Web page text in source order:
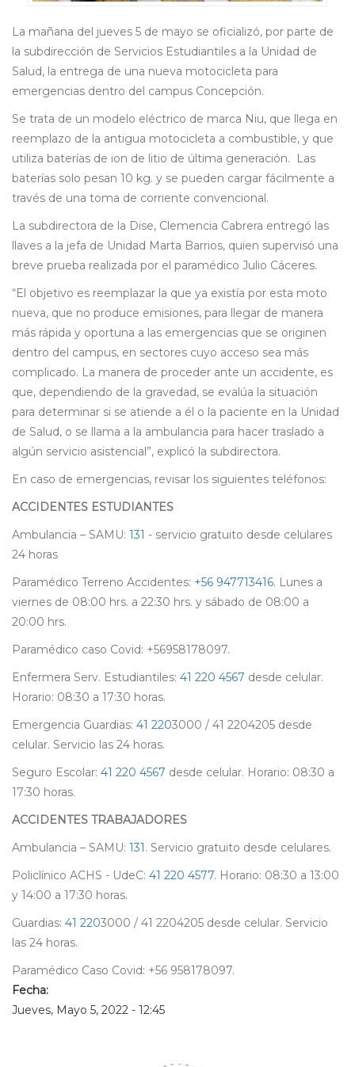
La mañana del jueves 5 de mayo se oficializó, por parte de
la subdirección de Servicios Estudiantiles a la Unidad de
Salud, la entrega de una nueva motocicleta para
emergencias dentro del campus Concepción.
Se trata de un modelo eléctrico de marca Niu, que llega en
reemplazo de la antigua motocicleta a combustible, y que
utiliza baterías de ion de litio de última generación. Las
baterías solo pesan 10 kg. y se pueden cargar fácilmente a
través de una toma de corriente convencional.
La subdirectora de la Dise, Clemencia Cabrera entregó las
llaves a la jefa de Unidad Marta Barrios, quien supervisó una
breve prueba realizada por el paramédico Julio Cáceres.
“El objetivo es reemplazar la que ya existía por esta moto
nueva, que no produce emisiones, para llegar de manera
más rápida y oportuna a las emergencias que se originen
dentro del campus, en sectores cuyo acceso sea más
complicado. La manera de proceder ante un accidente, es
que, dependiendo de la gravedad, se evalúa la situación
para determinar si se atiende a él o la paciente en la Unidad
de Salud, o se llama a la ambulancia para hacer traslado a
algún servicio asistencial”, explicó la subdirectora.
En caso de emergencias, revisar los siguientes teléfonos:
ACCIDENTES ESTUDIANTES
Ambulancia – SAMU: 131 - servicio gratuito desde celulares
24 horas
Paramédico Terreno Accidentes: +56 947713416. Lunes a
viernes de 08:00 hrs. a 22:30 hrs. y sábado de 08:00 a
20:00 hrs.
Paramédico caso Covid: +56958178097.
Enfermera Serv. Estudiantiles: 41 220 4567 desde celular.
Horario: 08:30 a 17:30 horas.
Emergencia Guardias: 41 2203000 / 41 2204205 desde
celular. Servicio las 24 horas.
Seguro Escolar: 41 220 4567 desde celular. Horario: 08:30 a
17:30 horas.
ACCIDENTES TRABAJADORES
Ambulancia – SAMU: 131. Servicio gratuito desde celulares.
Policlínico ACHS - UdeC: 41 220 4577. Horario: 08:30 a 13:00
y 14:00 a 17:30 horas.
Guardias: 41 2203000 / 41 2204205 desde celular. Servicio
las 24 horas.
Paramédico Caso Covid: +56 958178097.
Fecha:
Jueves, Mayo 5, 2022 - 12:45